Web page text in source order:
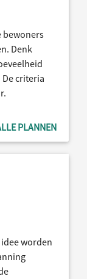
bewoners
Denk
criteria
PLANNEN
worden